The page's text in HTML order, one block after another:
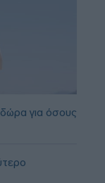
για όσους